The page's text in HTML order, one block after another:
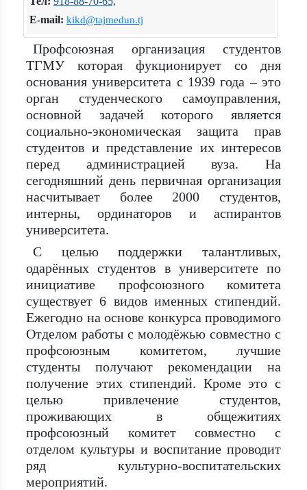
E-mail: kikd@tajmedun.tj
Профсоюзная организация студентов
ТГМУ которая фукционирует со дня
основания университета с 1939 года – это
орган студенческого самоуправления,
основной задачей которого является
социально-экономическая защита прав
студентов и представление их интересов
перед администрацией вуза. На
сегодняшний день первичная организация
насчитывает более 2000 студентов,
интерны, ординаторов и аспирантов
университета.
С целью поддержки талантливых,
одарённых студентов в университете по
инициативе профсоюзного комитета
существует 6 видов именных стипендий.
Ежегодно на основе конкурса проводимого
Отделом работы с молодёжью совместно с
профсоюзным комитетом, лучшие
студенты получают рекомендации на
получение этих стипендий. Кроме это с
целью привлечение студентов,
проживающих в общежитиях
профсоюзный комитет совместно с
отделом культуры и воспитание проводит
ряд культурно-воспитательских
мероприятий.